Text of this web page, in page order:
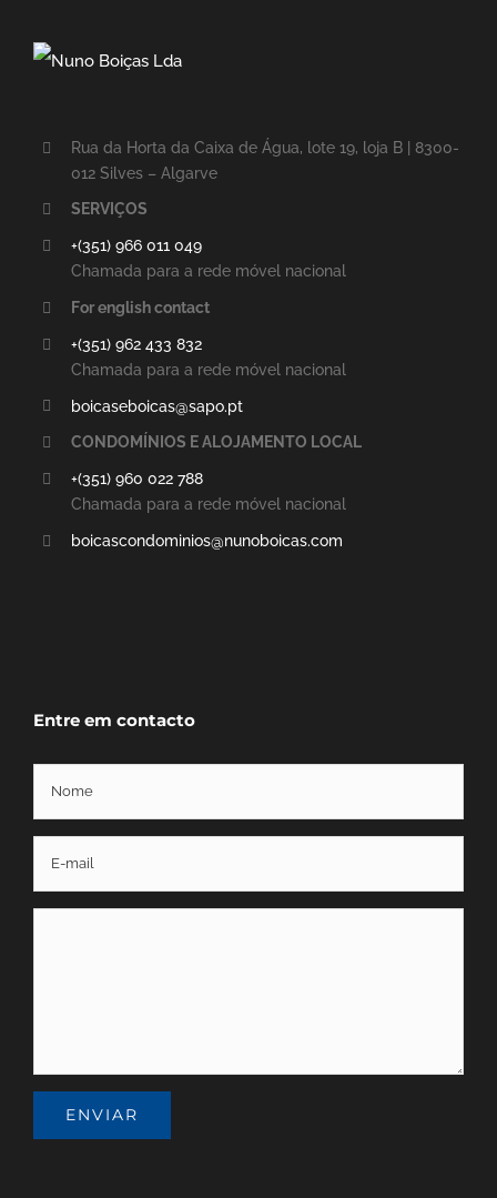
Rua da Horta da Caixa de Água, lote 19, loja B | 8300-
012 Silves – Algarve
SERVIÇOS
+(351) 966 011 049
Chamada para a rede móvel nacional
For english contact
+(351) 962 433 832
Chamada para a rede móvel nacional
boicaseboicas@sapo.pt
CONDOMÍNIOS E ALOJAMENTO LOCAL
+(351) 960 022 788
Chamada para a rede móvel nacional
boicascondominios@nunoboicas.com
Entre em contacto